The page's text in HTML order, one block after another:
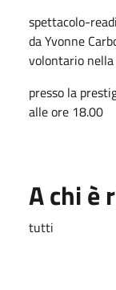
spettacolo-
da Yvonne
volontario nella
presso la
alle ore 18.00
A chi è
tutti